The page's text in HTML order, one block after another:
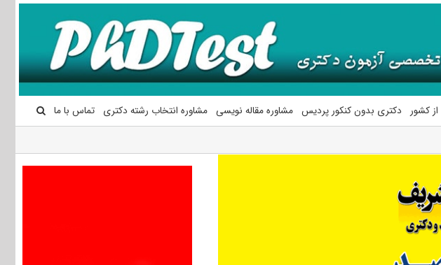
کشور دکتری بدون کنکور پردیس مشاوره مقاله نویسی مشاوره انتخاب رشته دکتری تماس با ما